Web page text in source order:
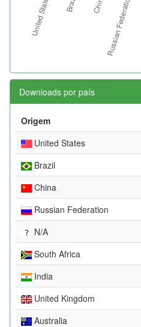
Downloads por país
Origem
United States
Brazil
China
Russian Federation
N/A
South Africa
India
United Kingdom
Australia